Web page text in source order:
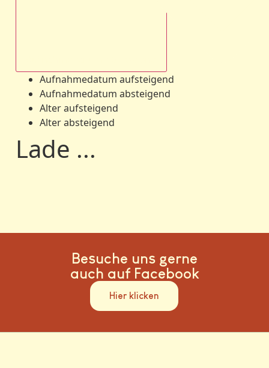
Aufnahmedatum aufsteigend
Aufnahmedatum absteigend
Alter aufsteigend
Alter absteigend
Lade ...
Besuche uns gerne
auch auf Facebook
Hier klicken